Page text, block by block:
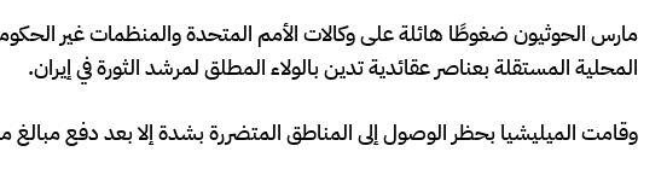
مارس الحوثيون ضغوطًا هائلة على وكالات الأمم المتحدة والمنظمات غير
المحلية المستقلة بعناصر عقائدية تدين بالولاء المطلق لمرشد الثورة في إيران.
وقامت الميليشيا بحظر الوصول إلى المناطق المتضررة بشدة إلا بعد دفع